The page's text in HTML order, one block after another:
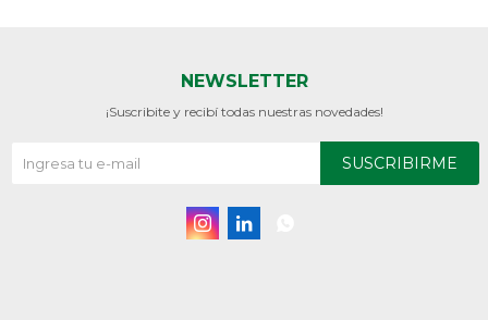
NEWSLETTER
¡Suscribite y recibí todas nuestras novedades!
SUSCRIBIRME
 